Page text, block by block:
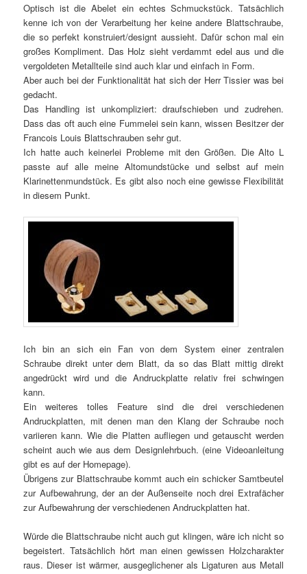
Optisch ist die Abelet ein echtes Schmuckstück. Tatsächlich
kenne ich von der Verarbeitung her keine andere Blattschraube,
die so perfekt konstruiert/designt aussieht. Dafür schon mal ein
großes Kompliment. Das Holz sieht verdammt edel aus und die
vergoldeten Metallteile sind auch klar und einfach in Form.
Aber auch bei der Funktionalität hat sich der Herr Tissier was bei
gedacht.
Das Handling ist unkompliziert: draufschieben und zudrehen.
Dass das oft auch eine Fummelei sein kann, wissen Besitzer der
Francois Louis Blattschrauben sehr gut.
Ich hatte auch keinerlei Probleme mit den Größen. Die Alto L
passte auf alle meine Altomundstücke und selbst auf mein
Klarinettenmundstück. Es gibt also noch eine gewisse Flexibilität
in diesem Punkt.
Ich bin an sich ein Fan von dem System einer zentralen
Schraube direkt unter dem Blatt, da so das Blatt mittig direkt
angedrückt wird und die Andruckplatte relativ frei schwingen
kann.
Ein weiteres tolles Feature sind die drei verschiedenen
Andruckplatten, mit denen man den Klang der Schraube noch
variieren kann. Wie die Platten aufliegen und getauscht werden
scheint auch wie aus dem Designlehrbuch. (eine Videoanleitung
gibt es auf der Homepage).
Übrigens zur Blattschraube kommt auch ein schicker Samtbeutel
zur Aufbewahrung, der an der Außenseite noch drei Extrafächer
zur Aufbewahrung der verschiedenen Andruckplatten hat.
Würde die Blattschraube nicht auch gut klingen, wäre ich nicht so
begeistert. Tatsächlich hört man einen gewissen Holzcharakter
raus. Dieser ist wärmer, ausgeglichener als Ligaturen aus Metall